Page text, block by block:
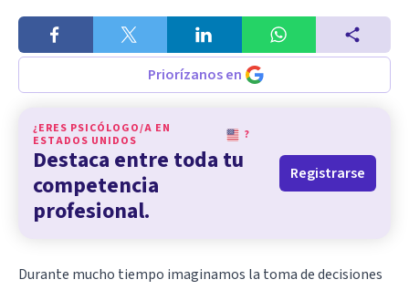
Priorízanos en
¿ERES PSICÓLOGO/A EN
ESTADOS UNIDOS
?
Destaca entre toda tu
competencia
profesional.
Registrarse
Durante mucho tiempo imaginamos la toma de decisiones